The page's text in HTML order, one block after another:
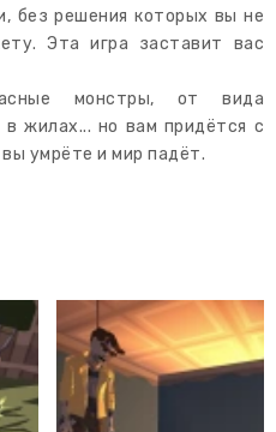
без решения которых вы не
Эта игра заставит вас
монстры, от вида
жилах... но вам придётся с
умрёте и мир падёт.